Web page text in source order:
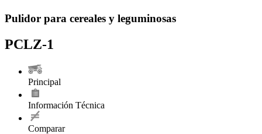
Pulidor para cereales y leguminosas
PCLZ-1
Principal
Información Técnica
Comparar